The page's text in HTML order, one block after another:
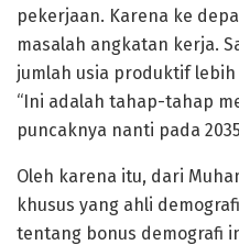
pekerjaan. Karena ke
masalah angkatan kerja.
jumlah usia produktif
“Ini adalah tahap-tahap
puncaknya nanti pada
Oleh karena itu, dari
khusus yang ahli
tentang bonus demografi